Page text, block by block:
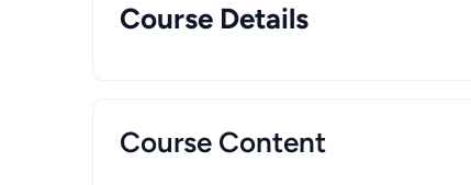
Course Details
Course Content